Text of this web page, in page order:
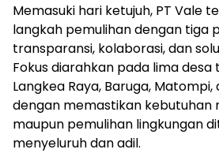
Memasuki hari ketujuh, PT Vale
langkah pemulihan dengan tiga
transparansi, kolaborasi, dan
Fokus diarahkan pada lima desa
Langkea Raya, Baruga,
dengan memastikan kebutuhan
maupun pemulihan lingkungan
menyeluruh dan adil.